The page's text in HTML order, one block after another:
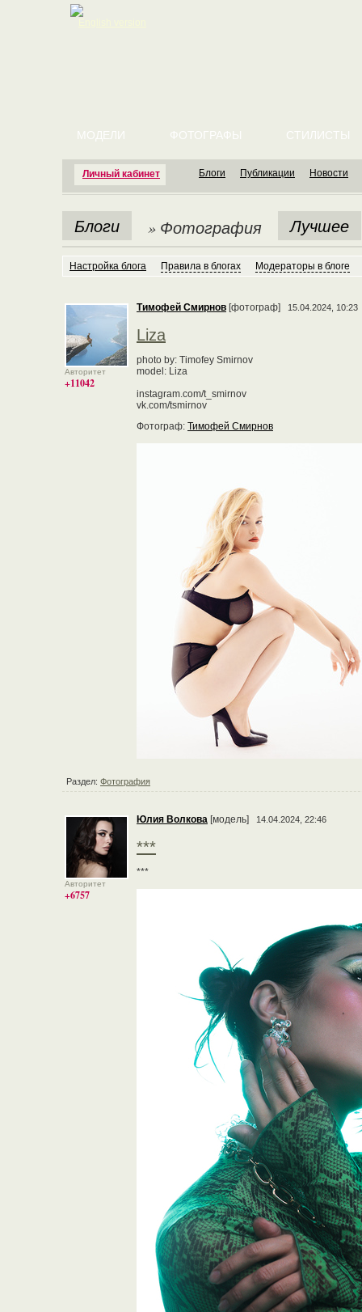
Личный кабинет
МОДЕЛИ ФОТОГРАФЫ СТИЛИСТЫ
Блоги Публикации Новости
Блоги » Фотография Лучшее
Настройка блога Правила в блогах Модераторы в блоге
Авторитет
+11042
Тимофей Смирнов [фотограф] 15.04.2024, 10:23
Liza
photo by: Timofey Smirnov
model: Liza
instagram.com/t_smirnov
vk.com/tsmirnov
Фотограф: Тимофей Смирнов
Раздел: Фотография
Авторитет
+6757
Юлия Волкова [модель] 14.04.2024, 22:46
***
***